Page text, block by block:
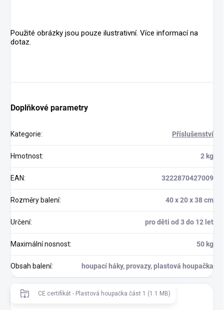
Použité obrázky jsou pouze ilustrativní. Více informací na
dotaz.
Doplňkové parametry
Kategorie: Příslušenství
Hmotnost: 2 kg
EAN: 3222870427009
Rozměry balení: 40 x 20 x 38 cm
Určení: pro děti od 3 do 12 let
Maximální nosnost: 50 kg
Obsah balení: houpací háky, provazy, plastová houpačka
CE certifikát - Plastová houpačka část 1 (1.1 MB)